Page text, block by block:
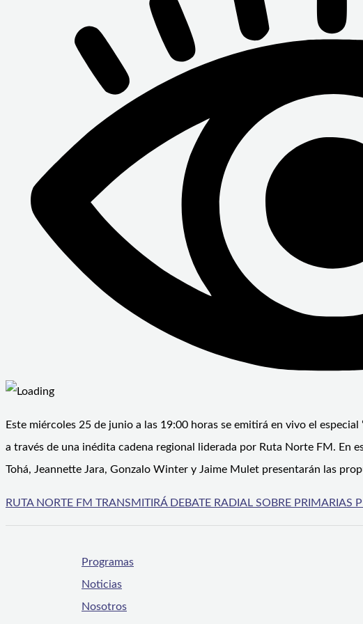
Este miércoles 25 de junio a las 19:00 horas se emitirá en vivo el
a través de una inédita cadena regional liderada por Ruta Norte FM. En
Tohá, Jeannette Jara, Gonzalo Winter y Jaime Mulet presentarán las
RUTA NORTE FM TRANSMITIRÁ DEBATE RADIAL SOBRE PRIMARIAS
Programas
Noticias
Nosotros